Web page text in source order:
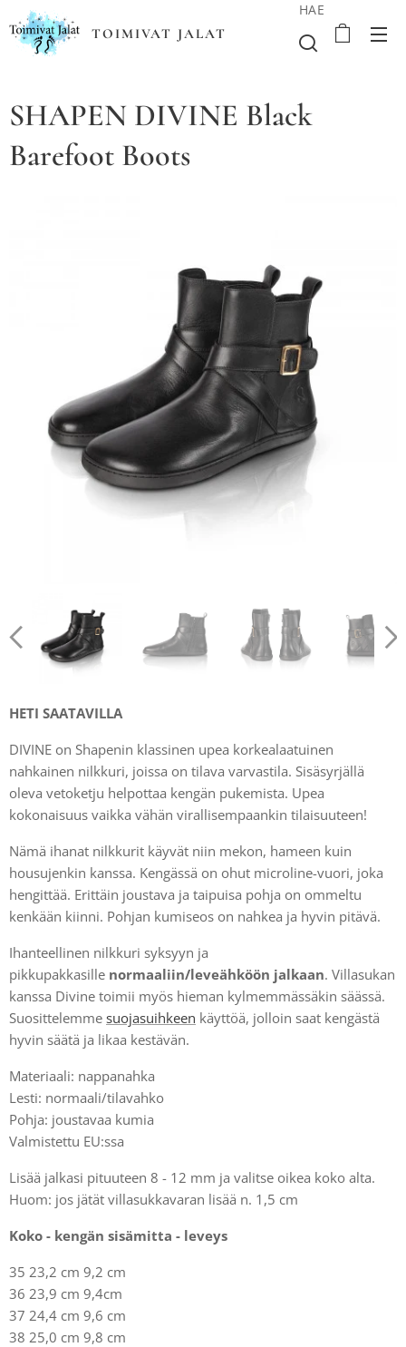
TOIMIVAT JALAT
HAE
SHAPEN DIVINE Black
Barefoot Boots
HETI SAATAVILLA
DIVINE on Shapenin klassinen upea korkealaatuinen
nahkainen nilkkuri, joissa on tilava varvastila. Sisäsyrjällä
oleva vetoketju helpottaa kengän pukemista. Upea
kokonaisuus vaikka vähän virallisempaankin tilaisuuteen!
Nämä ihanat nilkkurit käyvät niin mekon, hameen kuin
housujenkin kanssa. Kengässä on ohut microline-vuori, joka
hengittää. Erittäin joustava ja taipuisa pohja on ommeltu
kenkään kiinni. Pohjan kumiseos on nahkea ja hyvin pitävä.
Ihanteellinen nilkkuri syksyyn ja
pikkupakkasille normaaliin/leveähköön jalkaan. Villasukan
kanssa Divine toimii myös hieman kylmemmässäkin säässä.
Suosittelemme suojasuihkeen käyttöä, jolloin saat kengästä
hyvin säätä ja likaa kestävän.
Materiaali: nappanahka
Lesti: normaali/tilavahko
Pohja: joustavaa kumia
Valmistettu EU:ssa
Lisää jalkasi pituuteen 8 - 12 mm ja valitse oikea koko alta.
Huom: jos jätät villasukkavaran lisää n. 1,5 cm
Koko - kengän sisämitta - leveys
35 23,2 cm 9,2 cm
36 23,9 cm 9,4cm
37 24,4 cm 9,6 cm
38 25,0 cm 9,8 cm